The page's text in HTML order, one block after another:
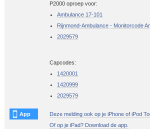
P2000 oproep voor:
Ambulance 17-101
Rijnmond-Ambulance - Monitorcode
2029579
Capcodes:
1420001
1420999
2029579
App
Deze melding ook op je iPhone of iPod
Of op je iPad? Download de app.